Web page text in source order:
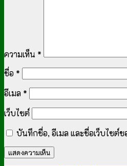
ความเห็น *
ชื่อ *
อีเมล *
เว็บไซต์
บันทึกชื่อ, อีเมล และชื่อเว็บไซต์